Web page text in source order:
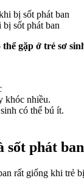
sốt phát ban
thể gặp ở trẻ sơ
khóc nhiều.
có thể bú ít.
sốt phát ban
rất giống khi trẻ